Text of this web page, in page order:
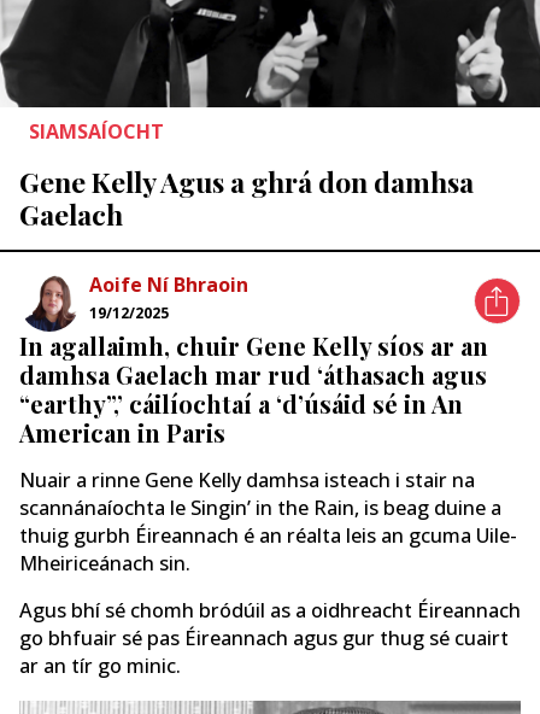
SIAMSAÍOCHT
Gene Kelly Agus a ghrá don damhsa
Gaelach
Aoife Ní Bhraoin
19/12/2025
In agallaimh, chuir Gene Kelly síos ar an
damhsa Gaelach mar rud ‘áthasach agus
“earthy”,’ cáilíochtaí a ‘d’úsáid sé in An
American in Paris
Nuair a rinne Gene Kelly damhsa isteach i stair na
scannánaíochta le Singin’ in the Rain, is beag duine a
thuig gurbh Éireannach é an réalta leis an gcuma Uile-
Mheiriceánach sin.
Agus bhí sé chomh bródúil as a oidhreacht Éireannach
go bhfuair sé pas Éireannach agus gur thug sé cuairt
ar an tír go minic.